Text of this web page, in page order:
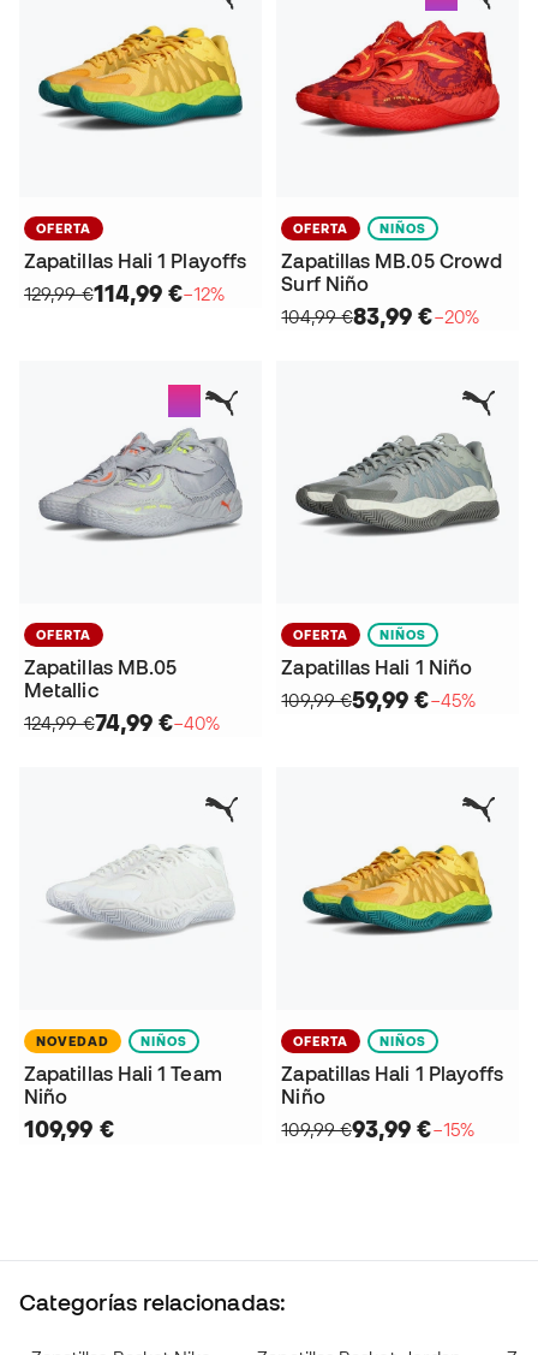
OFERTA
Zapatillas Hali 1 Playoffs
129,99 €114,99 €−12%
OFERTA NIÑOS
Zapatillas MB.05 Crowd
Surf Niño
104,99 €83,99 €−20%
OFERTA
Zapatillas MB.05
Metallic
124,99 €74,99 €−40%
OFERTA NIÑOS
Zapatillas Hali 1 Niño
109,99 €59,99 €−45%
NOVEDAD NIÑOS
Zapatillas Hali 1 Team
Niño
109,99 €
OFERTA NIÑOS
Zapatillas Hali 1 Playoffs
Niño
109,99 €93,99 €−15%
Categorías relacionadas: